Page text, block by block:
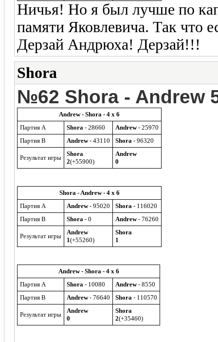
Ничья! Но я был лучше по
памяти Яковлевича. Так что
Дерзай Андрюха! Дерзай!!!
Shora
№62 Shora - Andrew
Andrew - Shora - 4 x 6
Партия A
Shora - 28660 Andrew- 25970
Партия B
Andrew- 43110 Shora - 96320
Результат игры
Shora
2(+55900)
Andrew
0
Shora - Andrew - 4 x 6
Партия A
Andrew- 95020 Shora - 116020
Партия B
Shora - 0 Andrew- 76260
Результат игры
Andrew
1(+55260)
Shora
1
Andrew - Shora - 4 x 6
Партия A
Shora - 10080 Andrew- 8550
Партия B
Andrew- 76640 Shora - 110570
Результат игры
Andrew
0
Shora
2(+35460)